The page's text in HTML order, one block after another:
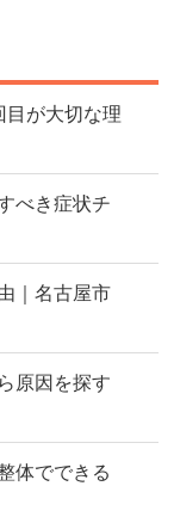
目が大切な理
べき症状チ
｜名古屋市
原因を探す
体でできる